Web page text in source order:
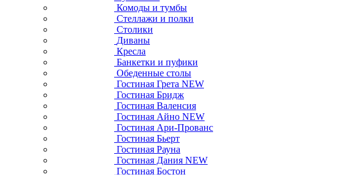
Комоды и тумбы
Стеллажи и полки
Столики
Диваны
Кресла
Банкетки и пуфики
Обеденные столы
Гостиная Грета NEW
Гостиная Бридж
Гостиная Валенсия
Гостиная Айно NEW
Гостиная Ари-Прованс
Гостиная Бьерт
Гостиная Рауна
Гостиная Дания NEW
Гостиная Бостон